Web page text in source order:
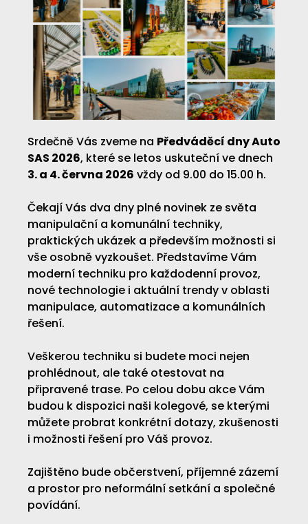
Srdečně Vás zveme na Předváděcí dny Auto
SAS 2026, které se letos uskuteční ve dnech
3. a 4. června 2026 vždy od 9.00 do 15.00 h.
Čekají Vás dva dny plné novinek ze světa
manipulační a komunální techniky,
praktických ukázek a především možnosti si
vše osobně vyzkoušet. Představíme Vám
moderní techniku pro každodenní provoz,
nové technologie i aktuální trendy v oblasti
manipulace, automatizace a komunálních
řešení.
Veškerou techniku si budete moci nejen
prohlédnout, ale také otestovat na
připravené trase. Po celou dobu akce Vám
budou k dispozici naši kolegové, se kterými
můžete probrat konkrétní dotazy, zkušenosti
i možnosti řešení pro Váš provoz.
Zajištěno bude občerstvení, příjemné zázemí
a prostor pro neformální setkání a společné
povídání.